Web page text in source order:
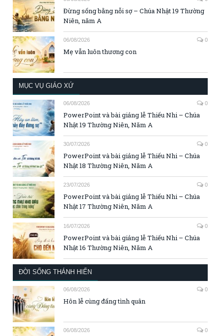
Đừng sống bằng nỗi sợ – Chúa Nhật 19 Thường
Niên, năm A
06/08/2026 0
Mẹ vẫn luôn thương con
MỤC VỤ GIÁO XỨ
06/08/2026 0
PowerPoint và bài giảng lễ Thiếu Nhi – Chúa
Nhật 19 Thường Niên, Năm A
30/07/2026 0
PowerPoint và bài giảng lễ Thiếu Nhi – Chúa
Nhật 18 Thường Niên, Năm A
23/07/2026 0
PowerPoint và bài giảng lễ Thiếu Nhi – Chúa
Nhật 17 Thường Niên, Năm A
16/07/2026 0
PowerPoint và bài giảng lễ Thiếu Nhi – Chúa
Nhật 16 Thường Niên, Năm A
ĐỜI SỐNG THÁNH HIẾN
06/08/2026 0
Hôn lễ cùng đấng tình quân
06/08/2026 0